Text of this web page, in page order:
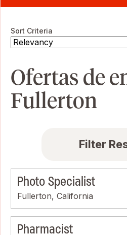
Sort Criteria
Ofertas de
Fullerton
Filter
Photo Specialist
Fullerton, California
Pharmacist